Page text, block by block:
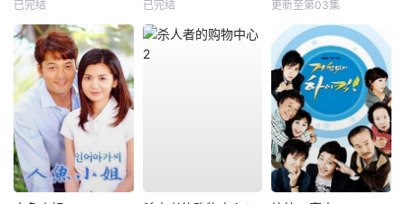
已完结 已完结 更新至第03集